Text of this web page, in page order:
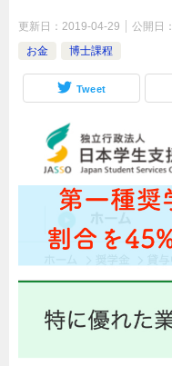
更新日： 2019-04-29 公開日：
お金
博士課程
Tweet